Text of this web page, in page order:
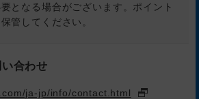
となる場合がございます。ポイント
管してください。
合わせ
ja-jp/info/contact.html